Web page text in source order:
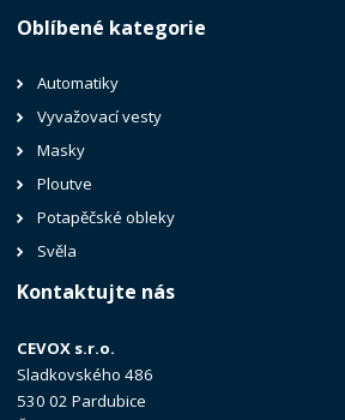
Oblíbené kategorie
Automatiky
Vyvažovací vesty
Masky
Ploutve
Potapěčské obleky
Svěla
Kontaktujte nás
CEVOX s.r.o.
Sladkovského 486
530 02 Pardubice